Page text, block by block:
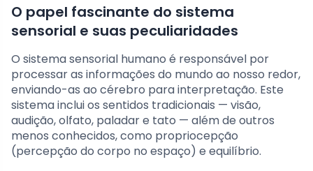
O papel fascinante do sistema
sensorial e suas peculiaridades
O sistema sensorial humano é responsável por
processar as informações do mundo ao nosso redor,
enviando-as ao cérebro para interpretação. Este
sistema inclui os sentidos tradicionais — visão,
audição, olfato, paladar e tato — além de outros
menos conhecidos, como propriocepção
(percepção do corpo no espaço) e equilíbrio.